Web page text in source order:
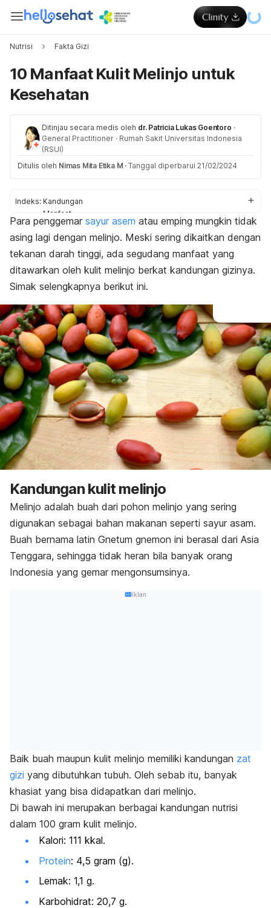
Nutrisi Fakta Gizi
10 Manfaat Kulit Melinjo untuk
Kesehatan
Ditinjau secara medis oleh dr. Patricia Lukas Goentoro ·
General Practitioner · Rumah Sakit Universitas Indonesia
(RSUI)
Ditulis oleh Nimas Mita Etika M · Tanggal diperbarui 21/02/2024
Indeks: Kandungan
Manfaat
Tips mengolah
Para penggemar sayur asem atau emping mungkin tidak
asing lagi dengan melinjo. Meski sering dikaitkan dengan
tekanan darah tinggi, ada segudang manfaat yang
ditawarkan oleh kulit melinjo berkat kandungan gizinya.
Simak selengkapnya berikut ini.
Kandungan kulit melinjo
Melinjo adalah buah dari pohon melinjo yang sering
digunakan sebagai bahan makanan seperti sayur asam.
Buah bernama latin Gnetum gnemon ini berasal dari Asia
Tenggara, sehingga tidak heran bila banyak orang
Indonesia yang gemar mengonsumsinya.
Iklan
Baik buah maupun kulit melinjo memiliki kandungan zat
gizi yang dibutuhkan tubuh. Oleh sebab itu, banyak
khasiat yang bisa didapatkan dari melinjo.
Di bawah ini merupakan berbagai kandungan nutrisi
dalam 100 gram kulit melinjo.
Kalori: 111 kkal.
Protein: 4,5 gram (g).
Lemak: 1,1 g.
Karbohidrat: 20,7 g.